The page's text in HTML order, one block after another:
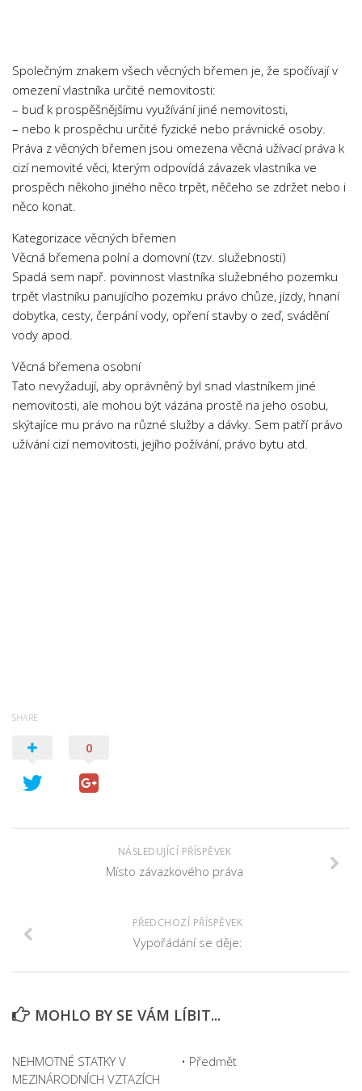
Ekologie
Ekonomie
Fyzika
Informatika
Jazyky
Management
Marketing
Občanská nauka
Pedagogika
Psychologie a Sociologie
Společenské vědy
Technika
Společným znakem všech věcných břemen je, že spočívají v
omezení vlastníka určité nemovitosti:
– buď k prospěšnějšímu využívání jiné nemovitosti,
– nebo k prospěchu určité fyzické nebo právnické osoby.
Práva z věcných břemen jsou omezena věcná užívací práva k
cizí nemovité věci, kterým odpovídá závazek vlastníka ve
prospěch někoho jiného něco trpět, něčeho se zdržet nebo i
něco konat.
Kategorizace věcných břemen
Věcná břemena polní a domovní (tzv. služebnosti)
Spadá sem např. povinnost vlastníka služebného pozemku
trpět vlastníku panujícího pozemku právo chůze, jízdy, hnaní
dobytka, cesty, čerpání vody, opření stavby o zeď, svádění
vody apod.
Věcná břemena osobní
Tato nevyžadují, aby oprávněný byl snad vlastníkem jiné
nemovitosti, ale mohou být vázána prostě na jeho osobu,
skýtajíce mu právo na různé služby a dávky. Sem patří právo
užívání cizí nemovitosti, jejího požívání, právo bytu atd.
SHARE
0
NÁSLEDUJÍCÍ PŘÍSPĚVEK
Místo závazkového práva
PŘEDCHOZÍ PŘÍSPĚVEK
Vypořádání se děje:
MOHLO BY SE VÁM LÍBIT...
NEHMOTNÉ STATKY V
MEZINÁRODNÍCH VZTAZÍCH
• Předmět